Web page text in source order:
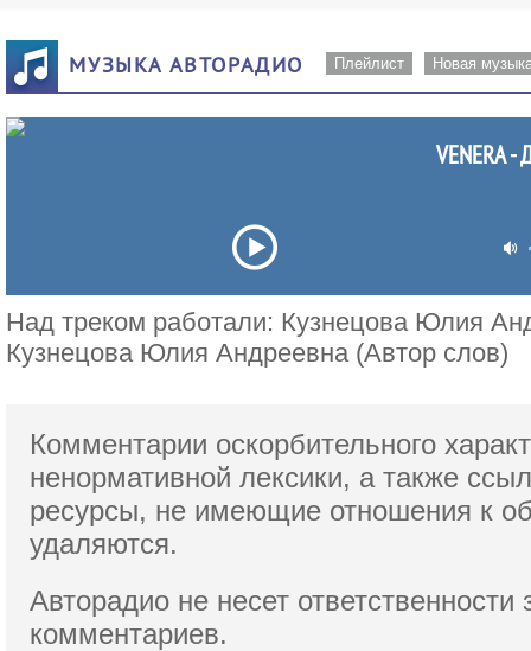
МУЗЫКА АВТОРАДИО Плейлист Новая
VENERA -
Над треком работали: Кузнецова Юлия
Кузнецова Юлия Андреевна (Автор слов)
Комментарии оскорбительного
ненормативной лексики, а также
ресурсы, не имеющие отношения к
удаляются.
Авторадио не несет ответственности
комментариев.